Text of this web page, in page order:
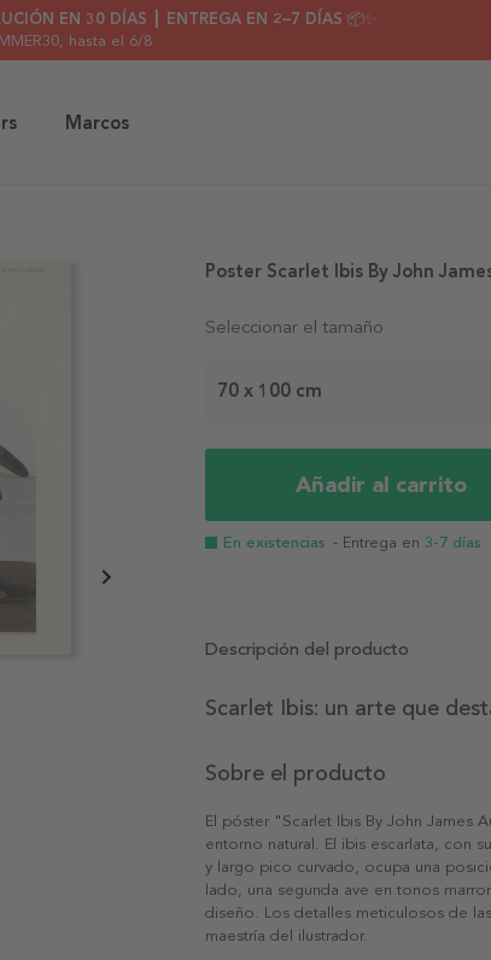
EN 30 DÍAS ┃ ENTREGA EN 2–7 DÍAS 📦✨
, hasta el 6/8
Marcos
Seleccionar el tamaño
70 x 100 cm
Añadir al carrito
En existencias - Entrega en 3-7 días
Poster Scarlet Ibis By John
Descripción del producto
Scarlet Ibis: un arte que
Sobre el producto
El póster "Scarlet Ibis By John James
entorno natural. El ibis escarlata, con
y largo pico curvado, ocupa una
lado, una segunda ave en tonos
diseño. Los detalles meticulosos de
maestría del ilustrador.